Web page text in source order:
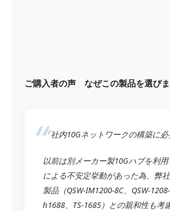
ご購入者の声 なぜこの製品を選び
「社内10Gネットワークの構築に必
以前は別メーカー製10Gハブを利
による不安定挙動があった為、弊
製品（QSW-IM1200-8C、QSW-
h1688、TS-1685）との親和性も考